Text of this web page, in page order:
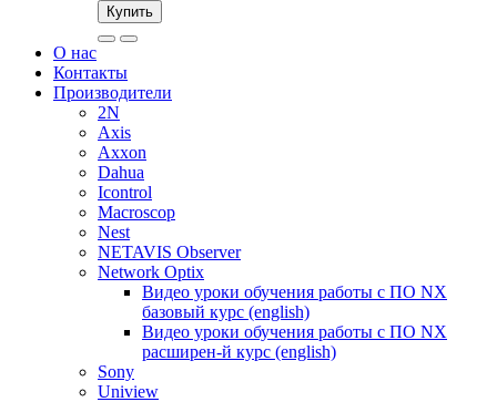
Купить
О нас
Контакты
Производители
2N
Axis
Axxon
Dahua
Icontrol
Macroscop
Nest
NETAVIS Observer
Network Optix
Видео уроки обучения работы с ПО NX
базовый курс (english)
Видео уроки обучения работы с ПО NX
расширен-й курс (english)
Sony
Uniview